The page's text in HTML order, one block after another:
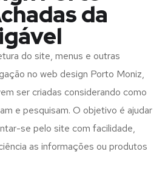
da
do site, menus e outras
no web design Porto Moniz,
ser criadas considerando como
e pesquisam. O objetivo é ajudar
se pelo site com facilidade,
as informações ou produtos